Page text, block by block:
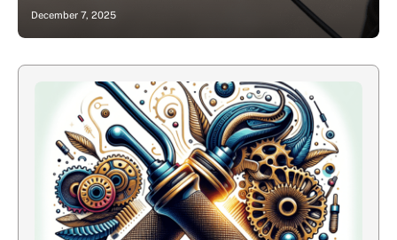
December 7, 2025